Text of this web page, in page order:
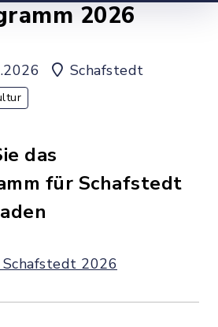
2026
Schafstedt
das
für Schafstedt
2026